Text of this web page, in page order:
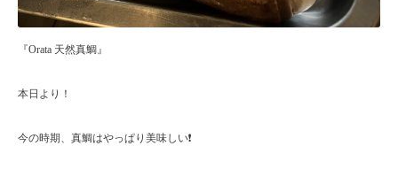
『Orata 天然真鯛』
本日より！
今の時期、真鯛はやっぱり美味しい❗️